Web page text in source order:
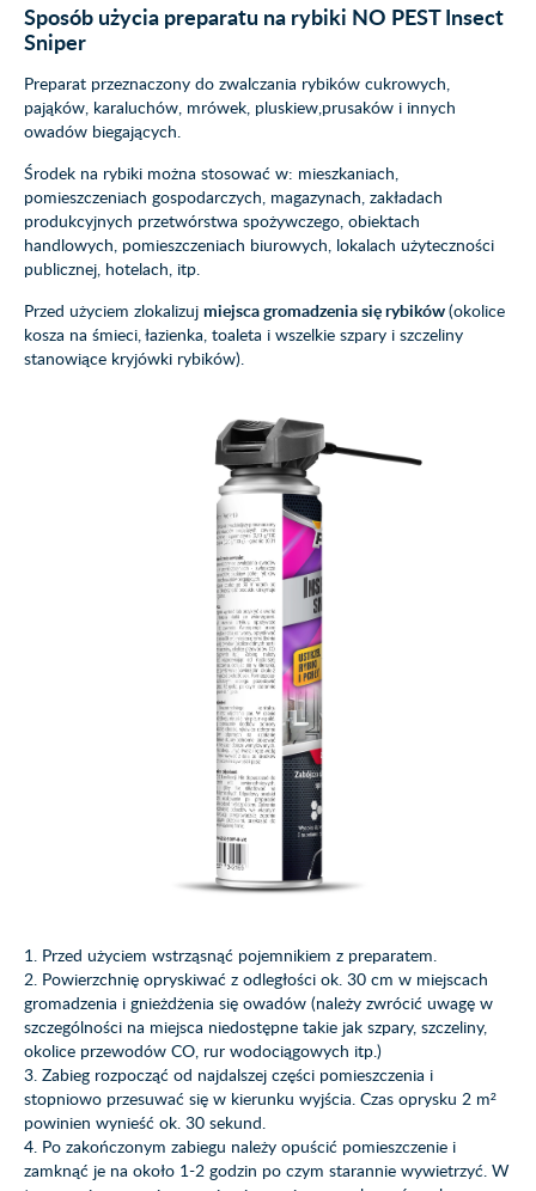
Sposób użycia preparatu na rybiki NO PEST Insect
Sniper
Preparat przeznaczony do zwalczania rybików cukrowych,
pająków, karaluchów, mrówek, pluskiew,prusaków i innych
owadów biegających.
Środek na rybiki można stosować w: mieszkaniach,
pomieszczeniach gospodarczych, magazynach, zakładach
produkcyjnych przetwórstwa spożywczego, obiektach
handlowych, pomieszczeniach biurowych, lokalach użyteczności
publicznej, hotelach, itp.
Przed użyciem zlokalizuj miejsca gromadzenia się rybików(okolice
kosza na śmieci, łazienka, toaleta i wszelkie szpary i szczeliny
stanowiące kryjówki rybików).
1. Przed użyciem wstrząsnąć pojemnikiem z preparatem.
2. Powierzchnię opryskiwać z odległości ok. 30 cm w miejscach
gromadzenia i gnieżdżenia się owadów (należy zwrócić uwagę w
szczególności na miejsca niedostępne takie jak szpary, szczeliny,
okolice przewodów CO, rur wodociągowych itp.)
3. Zabieg rozpocząć od najdalszej części pomieszczenia i
stopniowo przesuwać się w kierunku wyjścia. Czas oprysku 2 m²
powinien wynieść ok. 30 sekund.
4. Po zakończonym zabiegu należy opuścić pomieszczenie i
zamknąć je na około 1-2 godzin po czym starannie wywietrzyć. W